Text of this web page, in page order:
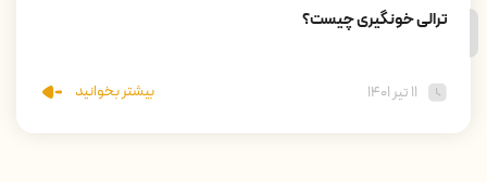
ترالی خونگیری چیست؟
۱۱ تیر ۱۴۰۱ بیشتر بخوانید